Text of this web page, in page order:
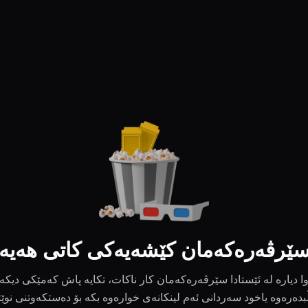
کێشەیەکی کاتی
وا دیارە لە ئێستادا سێرڤەرەکەمان کار ناکات، تکایە پاش کەمێکی دیکە
یاخود سەردانی ئەم لینکانەی خوارەوە بکە بۆ دەستکەوتنی